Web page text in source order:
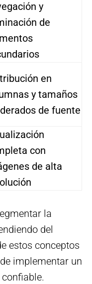
y
de
en
y tamaños
de fuente
con
de alta
la
del
estos conceptos
implementar un